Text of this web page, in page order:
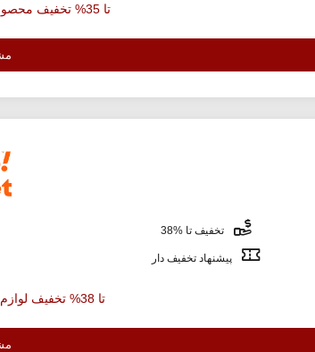
تا 35% تخفیف محصولات آرایشی و بهداشتی تپسی شاپ
تخفیف تا %38
پیشنهاد تخفیف دار
تا 38% تخفیف لوازم آرایشی و بهداشتی اسنپ مارکت